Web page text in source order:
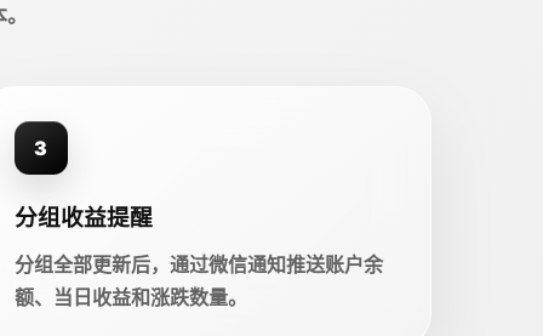
3
分组收益提醒
分组全部更新后，通过微信通知推送账户余
额、当日收益和涨跌数量。